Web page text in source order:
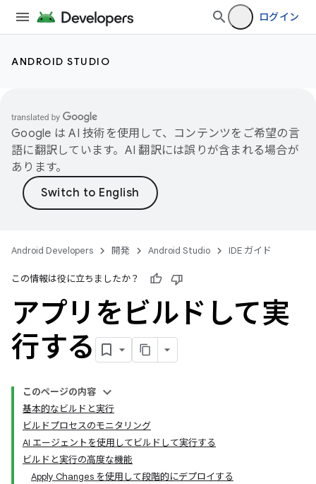
ログイン
ANDROID STUDIO
Google は AI 技術を使用して、コンテンツをご希望の言
語に翻訳しています。AI 翻訳には誤りが含まれる場合が
あります。
Android Developers 開発 Android Studio IDE ガイド
この情報は役に立ちましたか？
アプリをビルドして実
行する
このページの内容
基本的なビルドと実行
ビルドプロセスのモニタリング
AI エージェントを使用してビルドして実行する
ビルドと実行の高度な機能
Apply Changes を使用して段階的にデプロイする